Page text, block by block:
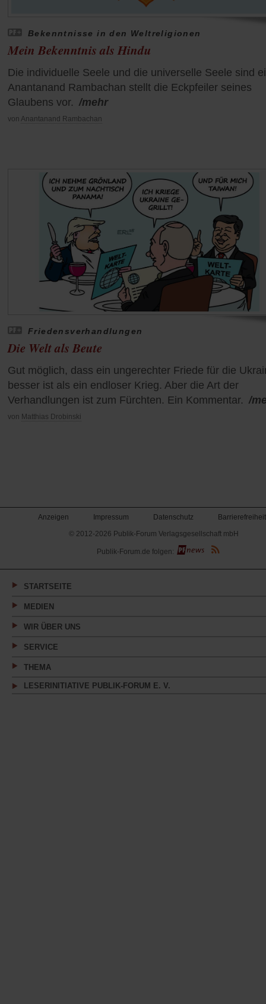
Bekenntnisse in den Weltreligionen
Mein Bekenntnis als Hindu
Die individuelle Seele und die universelle Seele sind
Anantanand Rambachan stellt die Eckpfeiler seines
Glaubens vor. /mehr
von Anantanand Rambachan
Friedensverhandlungen
Die Welt als Beute
Gut möglich, dass ein ungerechter Friede für die
besser ist als ein endloser Krieg. Aber die Art der
Verhandlungen ist zum Fürchten. Ein Kommentar. /
von Matthias Drobinski
Anzeigen Impressum Datenschutz
Barrierefreiheit
© 2012-2026 Publik-Forum Verlagsgesellschaft mbH
(Öffnet
in
neuen
Publik-Forum.de folgen:
STARTSEITE
MEDIEN
WIR ÜBER UNS
SERVICE
THEMA
LESERINITIATIVE PUBLIK-FORUM E. V.